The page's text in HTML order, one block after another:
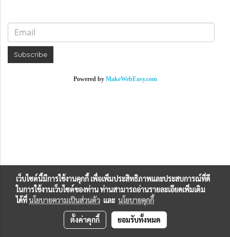
Subscribe
Powered by MakeWebEasy.com
เว็บไซต์นี้มีการใช้งานคุกกี้ เพื่อเพิ่มประสิทธิภาพและประสบการณ์ที่ดี
ในการใช้งานเว็บไซต์ของท่าน ท่านสามารถอ่านรายละเอียดเพิ่มเติม
ได้ที่นโยบายความเป็นส่วนตัว และ นโยบายคุกกี้
ตั้งค่าคุกกี้ ยอมรับทั้งหมด